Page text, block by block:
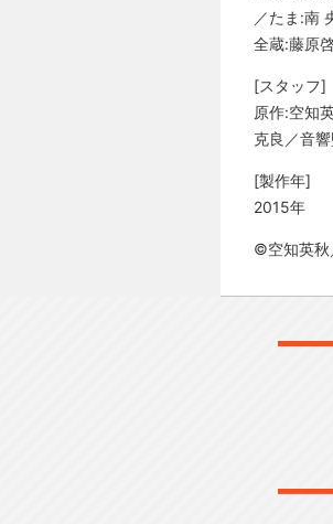
／たま:南
全蔵:藤原
[スタッフ]
原作:空知
克良／音
[製作年]
2015年
©空知英秋